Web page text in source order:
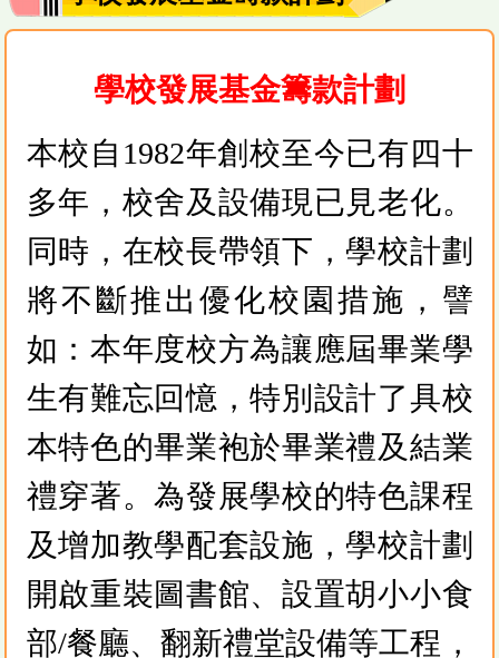
學校發展基金籌款計劃
本校自1982年創校至今已有四十
多年，校舍及設備現已見老化。
同時，在校長帶領下，學校計劃
將不斷推出優化校園措施，譬
如：本年度校方為讓應屆畢業學
生有難忘回憶，特別設計了具校
本特色的畢業袍於畢業禮及結業
禮穿著。為發展學校的特色課程
及增加教學配套設施，學校計劃
開啟重裝圖書館、設置胡小小食
部/餐廳、翻新禮堂設備等工程，